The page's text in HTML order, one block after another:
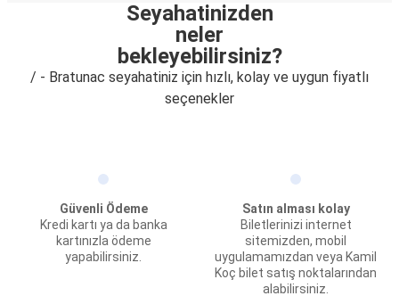
Seyahatinizden
neler
bekleyebilirsiniz?
/ - Bratunac seyahatiniz için hızlı, kolay ve uygun fiyatlı
seçenekler
Güvenli Ödeme
Kredi kartı ya da banka
kartınızla ödeme
yapabilirsiniz.
Satın alması kolay
Biletlerinizi internet
sitemizden, mobil
uygulamamızdan veya Kamil
Koç bilet satış noktalarından
alabilirsiniz.